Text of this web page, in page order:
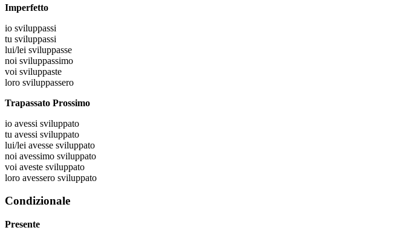
Imperfetto
io sviluppassi
tu sviluppassi
lui/lei sviluppasse
noi sviluppassimo
voi sviluppaste
loro sviluppassero
Trapassato Prossimo
io avessi sviluppato
tu avessi sviluppato
lui/lei avesse sviluppato
noi avessimo sviluppato
voi aveste sviluppato
loro avessero sviluppato
Condizionale
Presente